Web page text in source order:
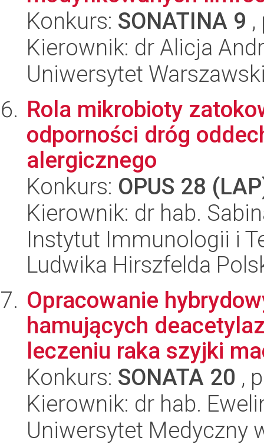
Konkurs: SONATINA 9
Kierownik: dr Alicja
Uniwersytet
Rola mikrobioty
odporności dróg
alergicznego
Konkurs: OPUS 28
Kierownik: dr hab.
Instytut Immunologii i
Ludwika Hirszfelda
Opracowanie
hamujących
leczeniu raka szyjki
Konkurs: SONATA 20 ,
Kierownik: dr hab.
Uniwersytet Medyczny